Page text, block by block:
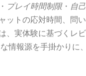
プレイ時間制限・ 自
ットの応対時間、問
、実体験に基づくレ
情報源を手掛かりに